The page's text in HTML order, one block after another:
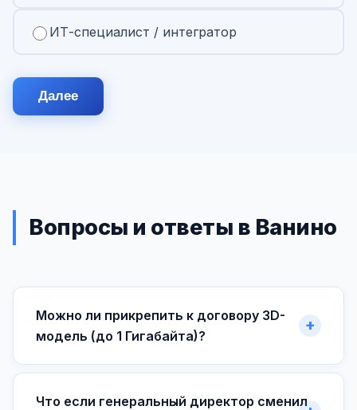
ИТ-специалист / интегратор
Далее
Вопросы и ответы в Ванино
Можно ли прикрепить к договору 3D-
модель (до 1 Гигабайта)?
Что если генеральный директор сменил